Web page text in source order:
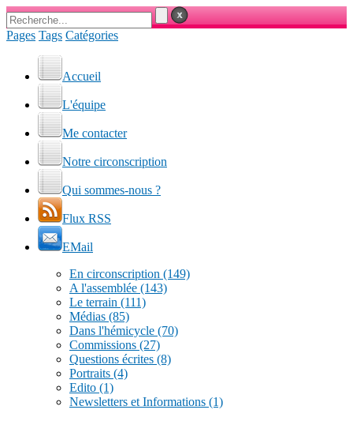
Pages Tags Catégories
Accueil
L'équipe
Me contacter
Notre circonscription
Qui sommes-nous ?
Flux RSS
EMail
En circonscription (149)
A l'assemblée (143)
Le terrain (111)
Médias (85)
Dans l'hémicycle (70)
Commissions (27)
Questions écrites (8)
Portraits (4)
Edito (1)
Newsletters et Informations (1)